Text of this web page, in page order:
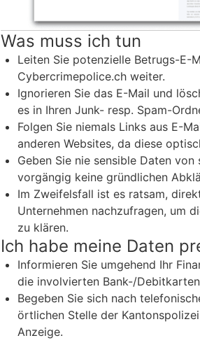
Was muss ich tun
Leiten Sie potenzielle Betrugs-E-
Cybercrimepolice.ch weiter.
Ignorieren Sie das E-Mail und
es in Ihren Junk- resp. Spam-
Folgen Sie niemals Links aus E-
anderen Websites, da diese
Geben Sie nie sensible Daten von
vorgängig keine gründlichen
Im Zweifelsfall ist es ratsam,
Unternehmen nachzufragen, um
zu klären.
Ich habe meine Daten
Informieren Sie umgehend Ihr
die involvierten Bank-/
Begeben Sie sich nach
örtlichen Stelle der
Anzeige.